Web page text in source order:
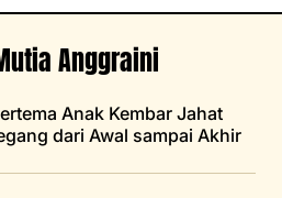
Anggraini
Anak Kembar Jahat
dari Awal sampai Akhir